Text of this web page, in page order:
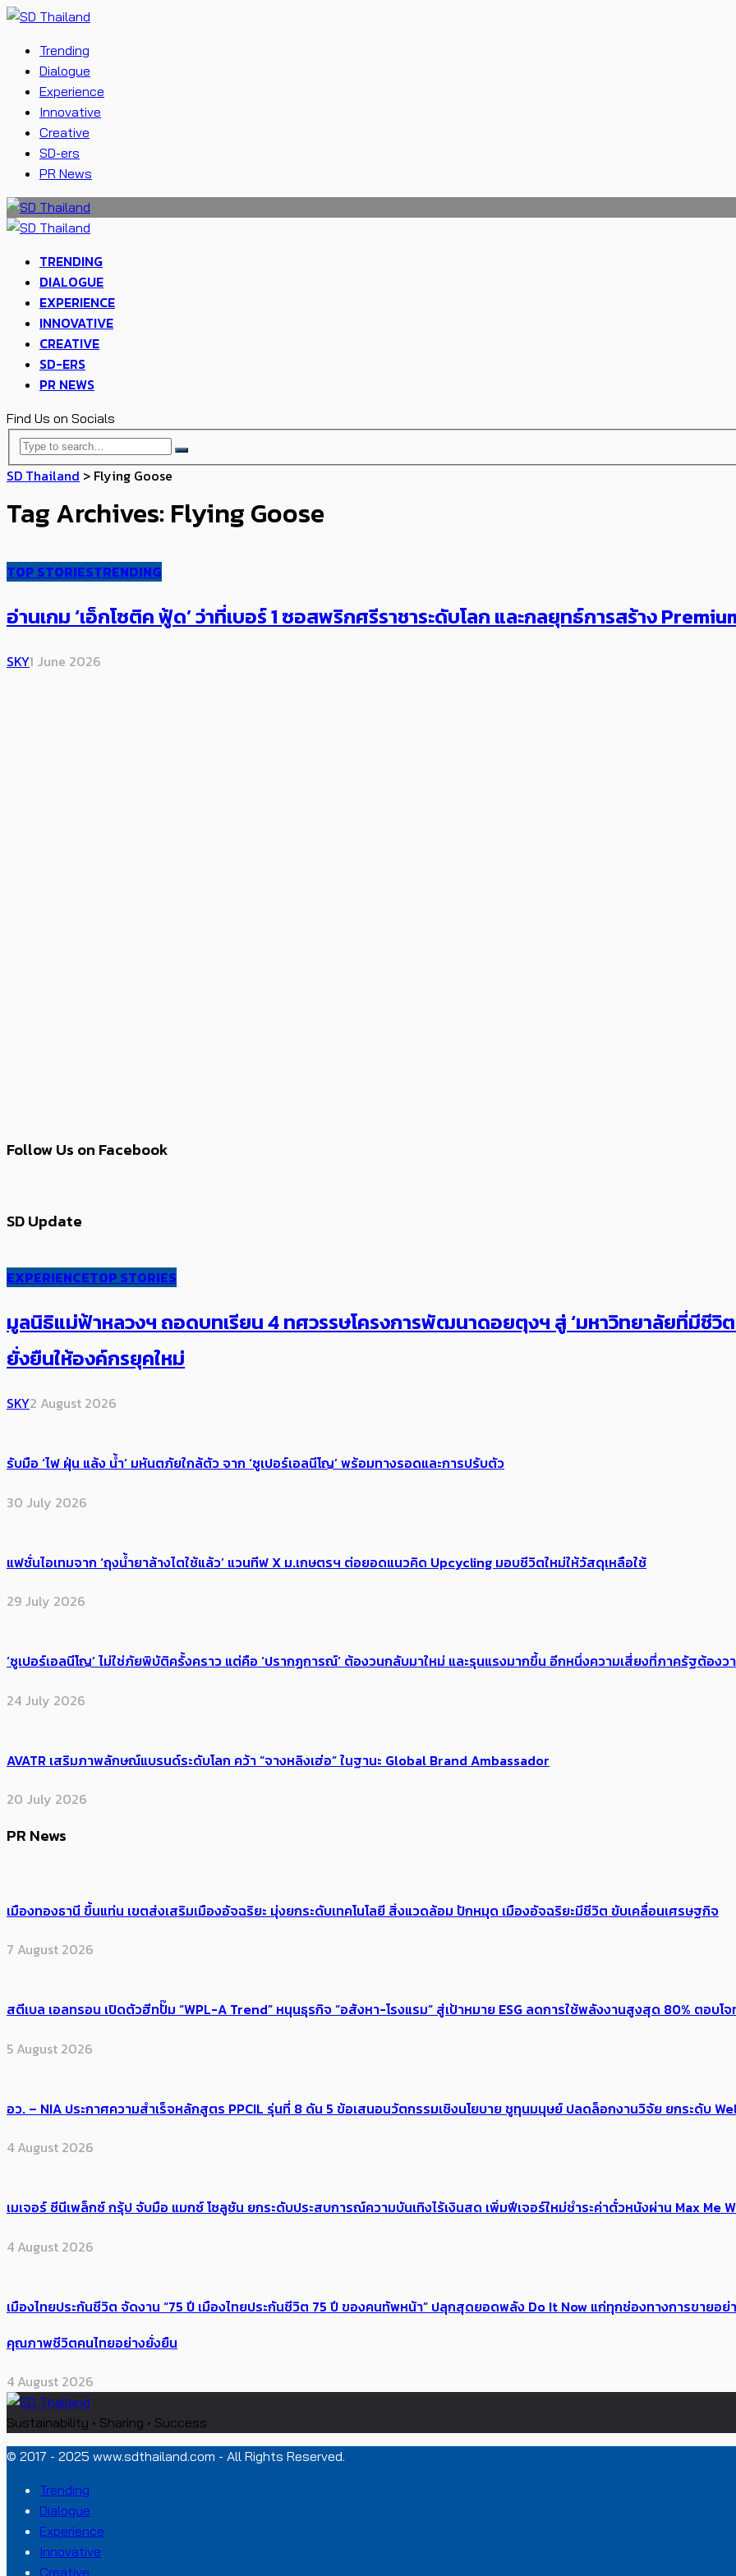
Trending
Dialogue
Experience
Innovative
Creative
SD-ers
PR News
TRENDING
DIALOGUE
EXPERIENCE
INNOVATIVE
CREATIVE
SD-ERS
PR NEWS
Find Us on Socials
SD Thailand > Flying Goose
Tag Archives: Flying Goose
TOP STORIESTRENDING
อ่านเกม ‘เอ็กโซติค ฟู้ด’ ว่าที่เบอร์ 1 ซอสพริกศรีราชาระดับโลก และกลยุทธ์การสร้าง
SKY1 June 2026
Follow Us on Facebook
SD Update
EXPERIENCETOP STORIES
มูลนิธิแม่ฟ้าหลวงฯ ถอดบทเรียน 4 ทศวรรษโครงการพัฒนาดอยตุงฯ สู่ ‘มหาวิทยาลัยที่มีชี
ยั่งยืนให้องค์กรยุคใหม่
SKY2 August 2026
รับมือ ‘ไฟ ฝุ่น แล้ง น้ำ’ มหันตภัยใกล้ตัว จาก ‘ซูเปอร์เอลนีโญ’ พร้อมทางรอดและการปรับตัว
30 July 2026
แฟชั่นไอเทมจาก ‘ถุงน้ำยาล้างไตใช้แล้ว’ แวนทีฟ X ม.เกษตรฯ ต่อยอดแนวคิด Upcycling มอบชีวิตใหม่ให้วัสดุเหลือใช้
29 July 2026
‘ซูเปอร์เอลนีโญ’ ไม่ใช่ภัยพิบัติครั้งคราว แต่คือ ‘ปรากฏการณ์’ ​ต้อง​วนกลับมาใหม่ และรุนแรงมากขึ้น อีกหนึ่งความเสี่ยงที่ภาครัฐต้อง
24 July 2026
AVATR เสริมภาพลักษณ์แบรนด์ระดับโลก คว้า “จางหลิงเฮ่อ” ในฐานะ Global Brand Ambassador
20 July 2026
PR News
เมืองทองธานี ขึ้นแท่น เขตส่งเสริมเมืองอัจฉริยะ มุ่งยกระดับเทคโนโลยี สิ่งแวดล้อม ปักหมุด เมืองอัจฉริยะมีชีวิต ขับเคลื่อนเศรษฐกิจ
7 August 2026
สตีเบล เอลทรอน เปิดตัวฮีทปั๊ม “WPL-A Trend” หนุนธุรกิจ “อสังหา-โรงแรม” สู่เป้าหมาย ESG ลดการใช้พลังงานสูงสุด 80% ตอบโ
5 August 2026
อว. – NIA ประกาศความสำเร็จหลักสูตร PPCIL รุ่นที่ 8 ดัน 5 ข้อเสนอนวัตกรรมเชิงนโยบาย ชูทุนมนุษย์ ปลดล็อกงานวิจัย ยกระดับ
4 August 2026
เมเจอร์ ซีนีเพล็กซ์ กรุ้ป จับมือ แมกซ์ โซลูชัน ยกระดับประสบการณ์ความบันเทิงไร้เงินสด เพิ่มฟีเจอร์ใหม่ชำระค่าตั๋วหนังผ่าน Max
4 August 2026
เมืองไทยประกันชีวิต จัดงาน “75 ปี เมืองไทยประกันชีวิต 75 ปี ของคนทัพหน้า” ปลุกสุดยอดพลัง Do It Now แก่ทุกช่องทางการขาย
คุณภาพชีวิตคนไทยอย่างยั่งยืน
4 August 2026
Sustainability • Sharing • Success
© 2017 - 2025 www.sdthailand.com - All Rights Reserved.
Trending
Dialogue
Experience
Innovative
Creative